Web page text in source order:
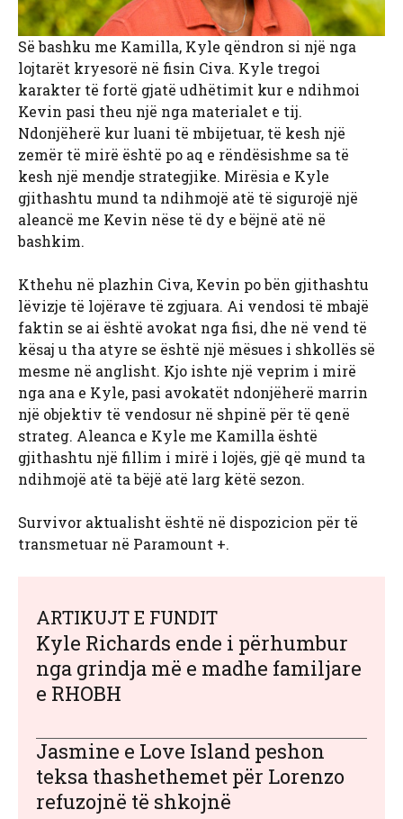
Së bashku me Kamilla, Kyle qëndron si një nga
lojtarët kryesorë në fisin Civa. Kyle tregoi
karakter të fortë gjatë udhëtimit kur e ndihmoi
Kevin pasi theu një nga materialet e tij.
Ndonjëherë kur luani të mbijetuar, të kesh një
zemër të mirë është po aq e rëndësishme sa të
kesh një mendje strategjike. Mirësia e Kyle
gjithashtu mund ta ndihmojë atë të sigurojë një
aleancë me Kevin nëse të dy e bëjnë atë në
bashkim.
Kthehu në plazhin Civa, Kevin po bën gjithashtu
lëvizje të lojërave të zgjuara. Ai vendosi të mbajë
faktin se ai është avokat nga fisi, dhe në vend të
kësaj u tha atyre se është një mësues i shkollës së
mesme në anglisht. Kjo ishte një veprim i mirë
nga ana e Kyle, pasi avokatët ndonjëherë marrin
një objektiv të vendosur në shpinë për të qenë
strateg. Aleanca e Kyle me Kamilla është
gjithashtu një fillim i mirë i lojës, gjë që mund ta
ndihmojë atë ta bëjë atë larg këtë sezon.
Survivor aktualisht është në dispozicion për të
transmetuar në Paramount +.
ARTIKUJT E FUNDIT
Kyle Richards ende i përhumbur
nga grindja më e madhe familjare
e RHOBH
Jasmine e Love Island peshon
teksa thashethemet për Lorenzo
refuzojnë të shkojnë